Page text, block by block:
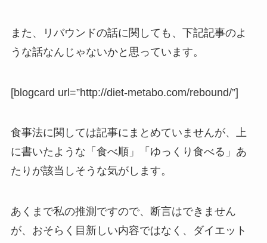
また、リバウンドの話に関しても、下記記事のよ
うな話なんじゃないかと思っています。
[blogcard url=”http://diet-metabo.com/rebound/”]
食事法に関しては記事にまとめていませんが、上
に書いたような「食べ順」「ゆっくり食べる」あ
たりが該当しそうな気がします。
あくまで私の推測ですので、断言はできません
が、おそらく目新しい内容ではなく、ダイエット